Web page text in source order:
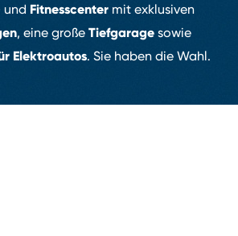
und Fitnesscentermit exklusiven
, eine große Tiefgarage sowie
Elektroautos. Sie haben die Wahl.